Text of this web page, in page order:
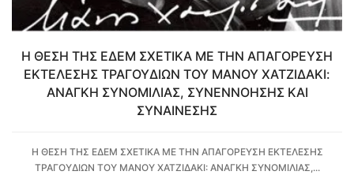
Η ΘΕΣΗ ΤΗΣ ΕΔΕΜ ΣΧΕΤΙΚΑ ΜΕ ΤΗΝ ΑΠΑΓΟΡΕΥΣΗ
ΕΚΤΕΛΕΣΗΣ ΤΡΑΓΟΥΔΙΩΝ ΤΟΥ ΜΑΝΟΥ ΧΑΤΖΙΔΑΚΙ:
ΑΝΑΓΚΗ ΣΥΝΟΜΙΛΙΑΣ, ΣΥΝΕΝΝΟΗΣΗΣ ΚΑΙ
ΣΥΝΑΙΝΕΣΗΣ
Η ΘΕΣΗ ΤΗΣ ΕΔΕΜ ΣΧΕΤΙΚΑ ΜΕ ΤΗΝ ΑΠΑΓΟΡΕΥΣΗ ΕΚΤΕΛΕΣΗΣ
ΤΡΑΓΟΥΔΙΩΝ ΤΟΥ ΜΑΝΟΥ ΧΑΤΖΙΔΑΚΙ: ΑΝΑΓΚΗ ΣΥΝΟΜΙΛΙΑΣ,...